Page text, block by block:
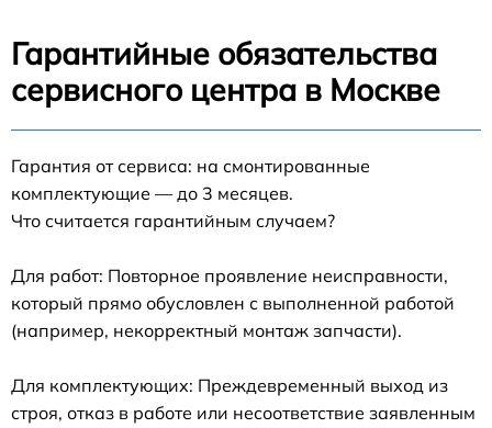
Гарантийные обязательства
сервисного центра в Москве
Гарантия от сервиса: на смонтированные
комплектующие — до 3 месяцев.
Что считается гарантийным случаем?
Для работ: Повторное проявление неисправности,
который прямо обусловлен с выполненной работой
(например, некорректный монтаж запчасти).
Для комплектующих: Преждевременный выход из
строя, отказ в работе или несоответствие заявленным